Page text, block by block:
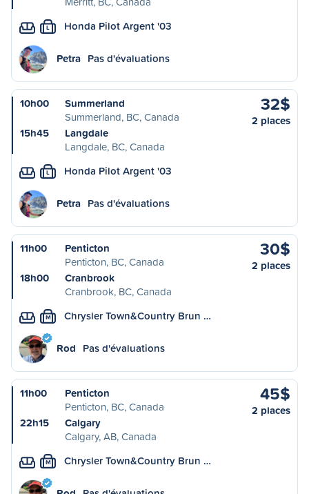
L Honda Pilot Argent '03
Petra Pas d'évaluations
10h00
Summerland
Summerland, BC, Canada
15h45
Langdale
Langdale, BC, Canada
32$
2 places
L Honda Pilot Argent '03
Petra Pas d'évaluations
11h00
Penticton
Penticton, BC, Canada
18h00
Cranbrook
Cranbrook, BC, Canada
30$
2 places
M Chrysler Town&Country Brun …
Rod Pas d'évaluations
11h00
Penticton
Penticton, BC, Canada
22h15
Calgary
Calgary, AB, Canada
45$
2 places
M Chrysler Town&Country Brun …